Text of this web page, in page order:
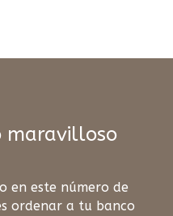
maravilloso
en este número de
ordenar a tu banco